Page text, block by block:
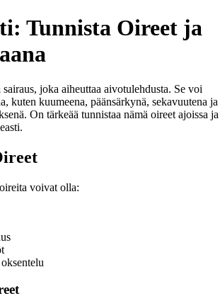
Tunnista Oireet ja
joka aiheuttaa aivotulehdusta. Se voi
kuten kuumeena, päänsärkynä, sekavuutena ja
On tärkeää tunnistaa nämä oireet ajoissa ja
voivat olla: